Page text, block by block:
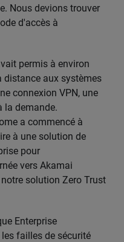
Nous devions trouver
d'accès à
permis à environ
distance aux systèmes
connexion VPN, une
la demande.
a commencé à
à une solution de
pour
vers Akamai
notre solution Zero Trust
Enterprise
failles de sécurité